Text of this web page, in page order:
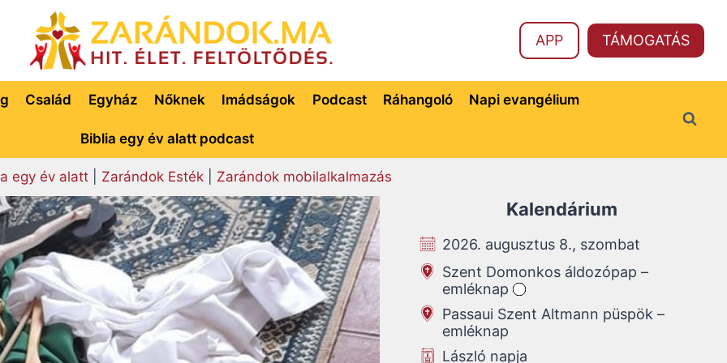
APP TÁMOGATÁS
Család Egyház Nőknek Imádságok Podcast Ráhangoló Napi evangélium
Biblia egy év alatt podcast
egy év alatt| Zarándok Esték| Zarándok mobilalkalmazás
Kalendárium
2026. augusztus 8., szombat
Szent Domonkos áldozópap –
emléknap
Passaui Szent Altmann püspök –
emléknap
László napja